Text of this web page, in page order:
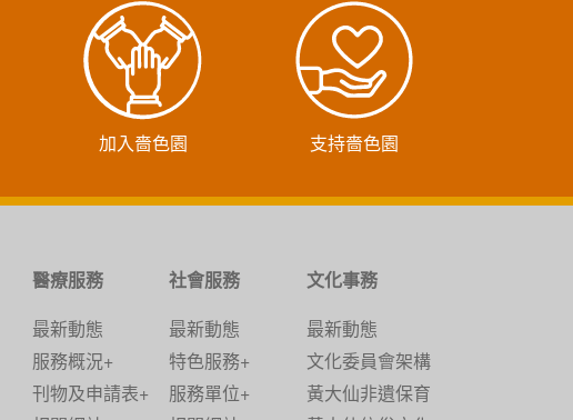
加入嗇色園 支持嗇色園
醫療服務
最新動態
服務概況+
刊物及申請表+
社會服務
最新動態
特色服務+
服務單位+
文化事務
最新動態
文化委員會架構
黃大仙非遺保育